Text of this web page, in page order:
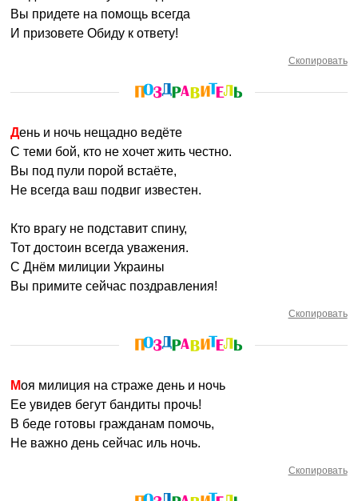
Вы придете на помощь всегда
И призовете Обиду к ответу!
Скопировать
День и ночь нещадно ведёте
С теми бой, кто не хочет жить честно.
Вы под пули порой встаёте,
Не всегда ваш подвиг известен.
Кто врагу не подставит спину,
Тот достоин всегда уважения.
С Днём милиции Украины
Вы примите сейчас поздравления!
Скопировать
Моя милиция на страже день и ночь
Ее увидев бегут бандиты прочь!
В беде готовы гражданам помочь,
Не важно день сейчас иль ночь.
Скопировать